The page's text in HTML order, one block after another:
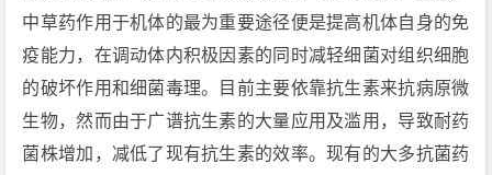
中草药作用于机体的最为重要途径便是提高机体自身的免
疫能力，在调动体内积极因素的同时减轻细菌对组织细胞
的破坏作用和细菌毒理。目前主要依靠抗生素来抗病原微
生物，然而由于广谱抗生素的大量应用及滥用，导致耐药
菌株增加，减低了现有抗生素的效率。现有的大多抗菌药